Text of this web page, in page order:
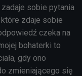
sobie pytania
zdaje sobie
czeka na
bohaterki to
gdy ono
zmieniającego się